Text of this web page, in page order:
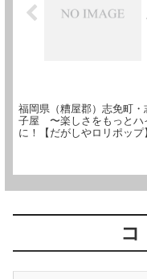
福岡県（糟屋郡）志免町・
子屋 〜楽しさをもっとハ
に！【だがしやロリポッ